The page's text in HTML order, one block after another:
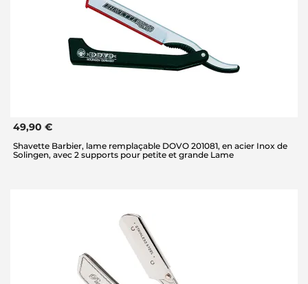
49,90 €
Shavette Barbier, lame remplaçable DOVO 201081, en acier Inox de
Solingen, avec 2 supports pour petite et grande Lame